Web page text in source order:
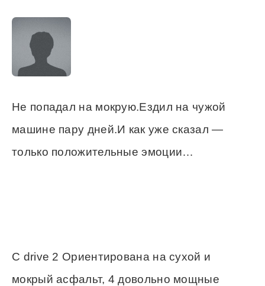
Не попадал на мокрую.Ездил на чужой
машине пару дней.И как уже сказал —
только положительные эмоции…
C drive 2 Ориентирована на сухой и
мокрый асфальт, 4 довольно мощные